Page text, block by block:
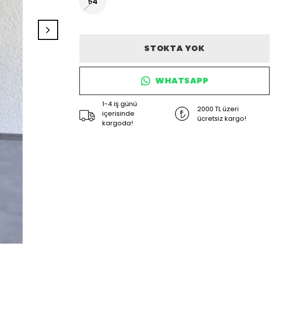
54
STOKTA YOK
WHATSAPP
1-4 iş günü
içerisinde
kargoda!
2000 TL üzeri
ücretsiz kargo!